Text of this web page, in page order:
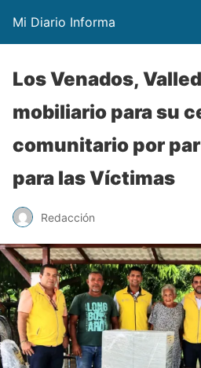
Mi Diario Informa
Los Venados,
mobiliario para su
comunitario por
para las Víctimas
Redacción